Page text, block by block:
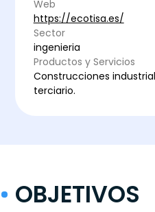
Web
https://ecotisa.es/
Sector
ingenieria
Productos y Servicios
Construcciones
terciario.
OBJETIVOS